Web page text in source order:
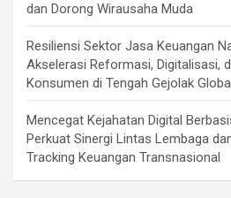
dan Dorong Wirausaha Muda
Resiliensi Sektor Jasa Keuangan
Akselerasi Reformasi, Digitalisasi,
Konsumen di Tengah Gejolak
Mencegat Kejahatan Digital
Perkuat Sinergi Lintas Lembaga
Tracking Keuangan Transnasional